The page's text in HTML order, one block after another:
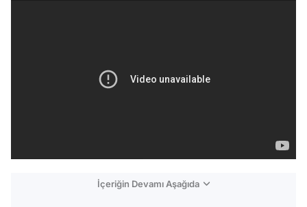
İçeriğin Devamı Aşağıda